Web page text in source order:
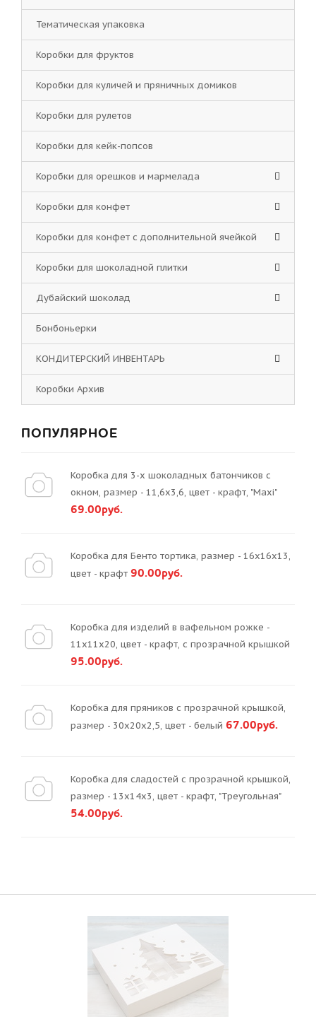
Тематическая упаковка
Коробки для фруктов
Коробки для куличей и пряничных домиков
Коробки для рулетов
Коробки для кейк-попсов
Коробки для орешков и мармелада
Коробки для конфет
Коробки для конфет с дополнительной ячейкой
Коробки для шоколадной плитки
Дубайский шоколад
Бонбоньерки
КОНДИТЕРСКИЙ ИНВЕНТАРЬ
Коробки Архив
ПОПУЛЯРНОЕ
Коробка для 3-х шоколадных батончиков с
окном, размер - 11,6х3,6, цвет - крафт, "Maxi"
69.00руб.
Коробка для Бенто тортика, размер - 16х16х13,
цвет - крафт 90.00руб.
Коробка для изделий в вафельном рожке -
11х11х20, цвет - крафт, с прозрачной крышкой
95.00руб.
Коробка для пряников с прозрачной крышкой,
размер - 30х20х2,5, цвет - белый 67.00руб.
Коробка для сладостей с прозрачной крышкой,
размер - 13х14х3, цвет - крафт, "Треугольная"
54.00руб.